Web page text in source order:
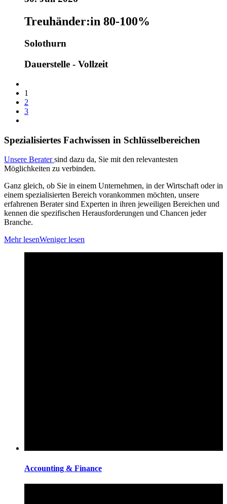
Treuhänder:in 80-100%
Solothurn
Dauerstelle - Vollzeit
1
2
3
Spezialisiertes Fachwissen in Schlüsselbereichen
Unsere Beratersind dazu da, Sie mit den relevantesten
Möglichkeiten zu verbinden.
Ganz gleich, ob Sie in einem Unternehmen, in der Wirtschaft oder in
einem spezialisierten Bereich vorankommen möchten, unsere
erfahrenen Berater sind Experten in ihren jeweiligen Bereichen und
kennen die spezifischen Herausforderungen und Chancen jeder
Branche.
Mehr lesenWeniger lesen
Accounting & Finance